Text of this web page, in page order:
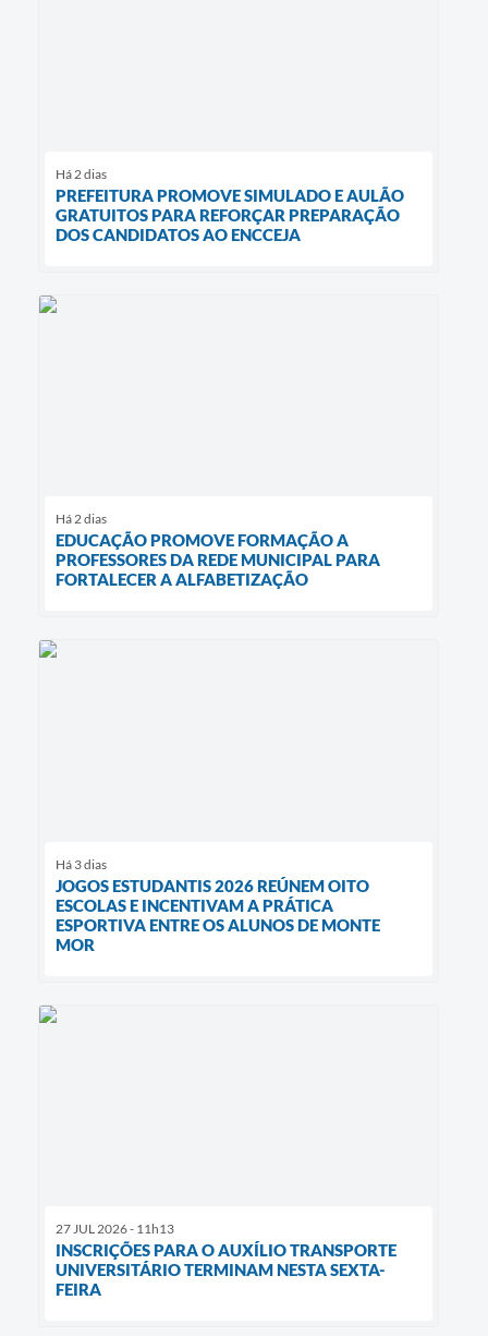
Há 2 dias
PREFEITURA PROMOVE SIMULADO E AULÃO
GRATUITOS PARA REFORÇAR PREPARAÇÃO
DOS CANDIDATOS AO ENCCEJA
Há 2 dias
EDUCAÇÃO PROMOVE FORMAÇÃO A
PROFESSORES DA REDE MUNICIPAL PARA
FORTALECER A ALFABETIZAÇÃO
Há 3 dias
JOGOS ESTUDANTIS 2026 REÚNEM OITO
ESCOLAS E INCENTIVAM A PRÁTICA
ESPORTIVA ENTRE OS ALUNOS DE MONTE
MOR
27 JUL 2026 - 11h13
INSCRIÇÕES PARA O AUXÍLIO TRANSPORTE
UNIVERSITÁRIO TERMINAM NESTA SEXTA-
FEIRA